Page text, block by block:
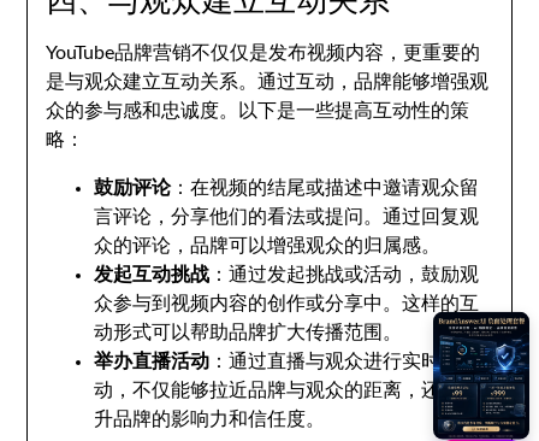
YouTube品牌营销不仅仅是发布视频内容，更重要的
是与观众建立互动关系。通过互动，品牌能够增强观
众的参与感和忠诚度。以下是一些提高互动性的策
略：
鼓励评论：在视频的结尾或描述中邀请观众留
言评论，分享他们的看法或提问。通过回复观
众的评论，品牌可以增强观众的归属感。
发起互动挑战 ：通过发起挑战或活动，鼓励观
众参与到视频内容的创作或分享中。这样的互
动形式可以帮助品牌扩大传播范围。
举办直播活动 ：通过直播与观众进行实时互
动，不仅能够拉近品牌与观众的距离，还能提
升品牌的影响力和信任度。